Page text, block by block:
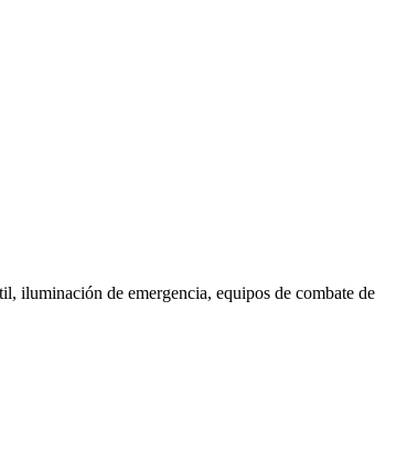
iluminación de emergencia, equipos de combate de